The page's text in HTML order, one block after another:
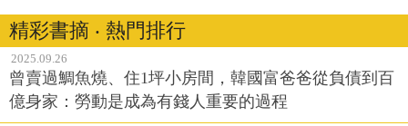
精彩書摘 ‧ 熱門排行
2025.09.26
曾賣過鯛魚燒、住1坪小房間，韓國富爸爸從負債到百
億身家：勞動是成為有錢人重要的過程